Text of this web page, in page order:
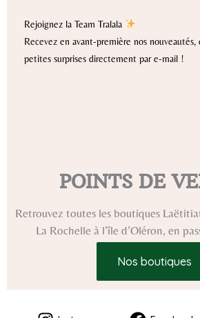
Rejoignez la Team Tralala
Recevez en avant-première nos
petites surprises directement par e-mail !
POINTS DE
Retrouvez toutes les boutiques
La Rochelle à l’île d’Oléron, en
Nos boutiques